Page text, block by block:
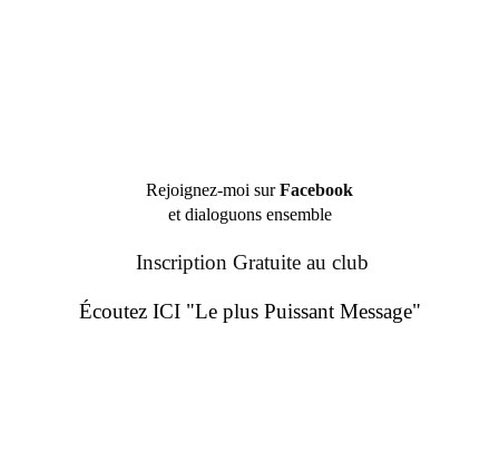
Rejoignez-moi surFacebook
et dialoguons ensemble
Inscription Gratuite au club
Écoutez ICI "Le plus Puissant Message"